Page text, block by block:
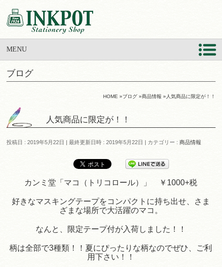
MENU
ブログ
HOME »ブログ»商品情報 » 人気商品に限定が！！
人気商品に限定が！！
投稿日 : 2019年5月22日 最終更新日時 : 2019年5月22日 カテゴリー :商品情報
カンミ堂「マコ（トリコロール）」 ￥1000+税
好きなマスキングテープをコンパクトに持ち出せ、さま
ざまな場所で大活躍のマコ。
なんと、限定テープ付が入荷しました！！
柄は全部で3種類！！夏にぴったりな柄なのでぜひ、ご利
用下さい！！